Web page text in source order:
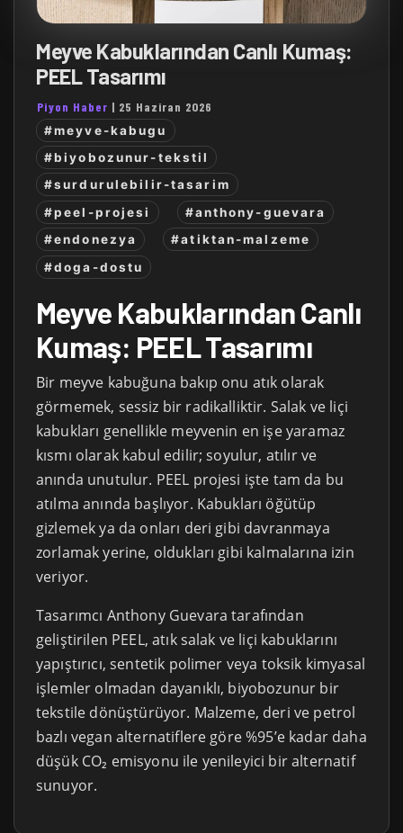
Meyve Kabuklarından Canlı Kumaş:
PEEL Tasarımı
Piyon Haber | 25 Haziran 2026
#meyve-kabugu
#biyobozunur-tekstil
#surdurulebilir-tasarim
#peel-projesi
#anthony-guevara
#endonezya
#atiktan-malzeme
#doga-dostu
Meyve Kabuklarından Canlı
Kumaş: PEEL Tasarımı
Bir meyve kabuğuna bakıp onu atık olarak
görmemek, sessiz bir radikalliktir. Salak ve liçi
kabukları genellikle meyvenin en işe yaramaz
kısmı olarak kabul edilir; soyulur, atılır ve
anında unutulur. PEEL projesi işte tam da bu
atılma anında başlıyor. Kabukları öğütüp
gizlemek ya da onları deri gibi davranmaya
zorlamak yerine, oldukları gibi kalmalarına izin
veriyor.
Tasarımcı Anthony Guevara tarafından
geliştirilen PEEL, atık salak ve liçi kabuklarını
yapıştırıcı, sentetik polimer veya toksik kimyasal
işlemler olmadan dayanıklı, biyobozunur bir
tekstile dönüştürüyor. Malzeme, deri ve petrol
bazlı vegan alternatiflere göre %95’e kadar daha
düşük CO₂ emisyonu ile yenileyici bir alternatif
sunuyor.